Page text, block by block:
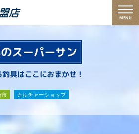
MENU
スーパーサン
具はここにおまかせ！
市 カルチャーショップ